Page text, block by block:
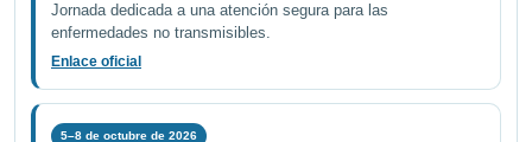
Jornada dedicada a una atención segura para las
enfermedades no transmisibles.
Enlace oficial
5–8 de octubre de 2026